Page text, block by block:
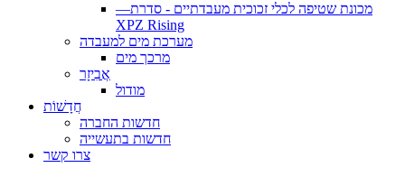
—מכונת שטיפה לכלי זכוכית מעבדתיים - סדרת
XPZ Rising
מערכת מים למעבדה
מרכך מים
אֲבִיזָר
מודול
חֲדָשׁוֹת
חדשות החברה
חדשות בתעשייה
צרו קשר